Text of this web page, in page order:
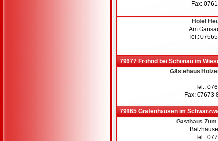
Fax:
Hotel
Am
Tel.:
79677 Fröhnd bei Schönau im
Gästehaus
Tel.:
Fax: 07673
79865 Grafenhausen im
Gasthaus Zum
Tel.: